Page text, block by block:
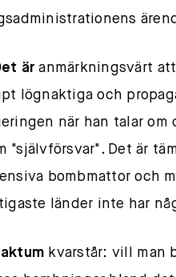
är anmärkningsvärt
lögnaktiga och
när han talar om
"självförsvar". Det är
bombmattor och
länder inte har
kvarstår: vill man